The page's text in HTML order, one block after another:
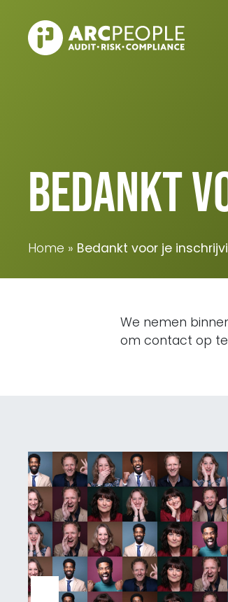
Bedankt
Home Bedankt voor je
We nemen
om contact op te